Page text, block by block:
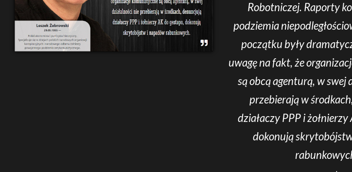
Robotniczej. Raporty
podziemia
początku były
uwagę na fakt, że
są obcą agenturą, w swej
przebierają w
działaczy PPP i
dokonują